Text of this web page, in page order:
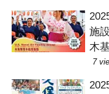
施
木
7